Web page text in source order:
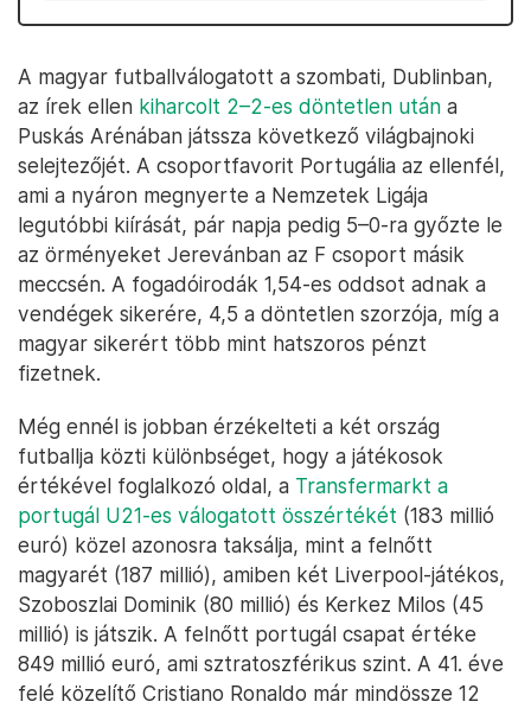
A magyar futballválogatott a szombati, Dublinban,
az írek ellen kiharcolt 2–2-es döntetlen után a
Puskás Arénában játssza következő világbajnoki
selejtezőjét. A csoportfavorit Portugália az ellenfél,
ami a nyáron megnyerte a Nemzetek Ligája
legutóbbi kiírását, pár napja pedig 5–0-ra győzte le
az örményeket Jerevánban az F csoport másik
meccsén. A fogadóirodák 1,54-es oddsot adnak a
vendégek sikerére, 4,5 a döntetlen szorzója, míg a
magyar sikerért több mint hatszoros pénzt
fizetnek.
Még ennél is jobban érzékelteti a két ország
futballja közti különbséget, hogy a játékosok
értékével foglalkozó oldal, a Transfermarkt a
portugál U21-es válogatott összértékét (183 millió
euró) közel azonosra taksálja, mint a felnőtt
magyarét (187 millió), amiben két Liverpool-játékos,
Szoboszlai Dominik (80 millió) és Kerkez Milos (45
millió) is játszik. A felnőtt portugál csapat értéke
849 millió euró, ami sztratoszférikus szint. A 41. éve
felé közelítő Cristiano Ronaldo már mindössze 12